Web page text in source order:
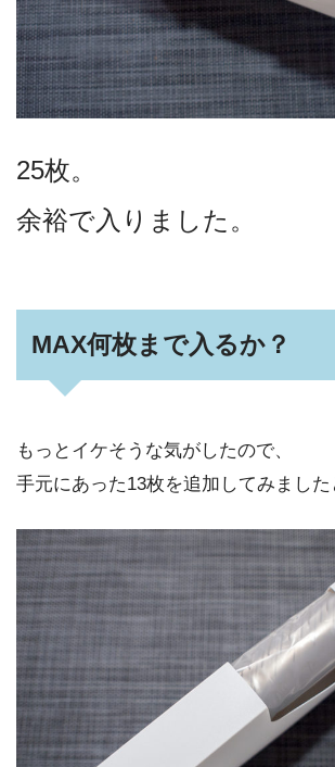
25枚。
余裕で入りました。
MAX何枚まで入るか？
もっとイケそうな気がしたので、
手元にあった13枚を追加してみました